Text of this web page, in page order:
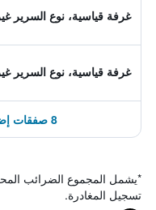
غرفة قياسية، نوع السرير
غرفة قياسية، نوع السرير
8 صفقات إضافية ابتداءً من 323 ﷼
*يشمل المجموع الضرائب
تسجيل المغادرة.